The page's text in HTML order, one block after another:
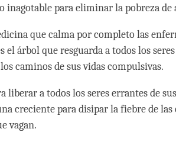
inagotable para eliminar la pobreza de
que calma por completo las
el árbol que resguarda a todos los
caminos de sus vidas compulsivas.
liberar a todos los seres errantes de
creciente para disipar la fiebre de las
vagan.